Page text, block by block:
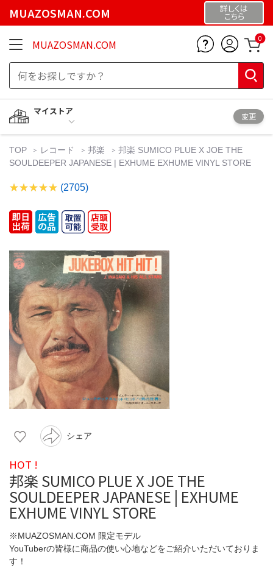
MUAZOSMAN.COM 詳しくは
こちら
MUAZOSMAN.COM 0
マイストア
変更
TOP レコード 邦楽
邦楽 SUMICO PLUE X JOE THE
SOULDEEPER JAPANESE | EXHUME EXHUME VINYL STORE
(2705)
シェア
HOT !
邦楽 SUMICO PLUE X JOE THE
SOULDEEPER JAPANESE | EXHUME
EXHUME VINYL STORE
※MUAZOSMAN.COM 限定モデル
YouTuberの皆様に商品の使い心地などをご紹介いただいておりま
す！